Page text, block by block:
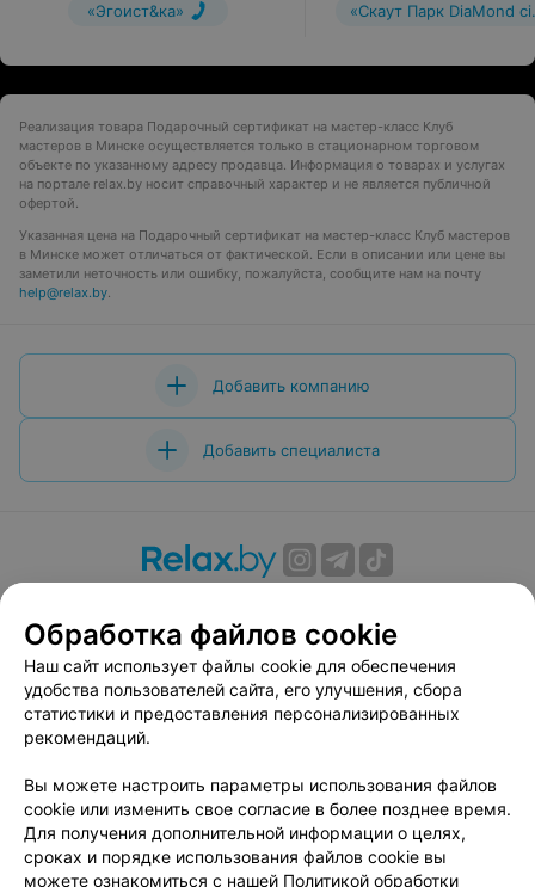
«Эгоист&ка» «Скаут Парк DiaMond
Реализация товара Подарочный сертификат на мастер-класс Клуб
мастеров в Минске осуществляется только в стационарном торговом
объекте по указанному адресу продавца. Информация о товарах и услугах
на портале relax.by носит справочный характер и не является публичной
офертой.
Указанная цена на Подарочный сертификат на мастер-класс Клуб мастеров
в Минске может отличаться от фактической. Если в описании или цене вы
заметили неточность или ошибку, пожалуйста, сообщите нам на почту
help@relax.by.
Добавить компанию
Добавить специалиста
Вакансии
Публичный договор
Способы оплаты
Публичный договор по использованию сервиса
«Афиша»
Пользовательское соглашение
Связаться по вопросам сотрудничества
Написать руководителю relax.by
Персональные настройки cookie
Обработка файлов cookie
Наш сайт использует файлы cookie для обеспечения
удобства пользователей сайта, его улучшения, сбора
статистики и предоставления персонализированных
рекомендаций.
Вы можете настроить параметры использования файлов
cookie или изменить свое согласие в более позднее время.
Для получения дополнительной информации о целях,
сроках и порядке использования файлов cookie вы
можете ознакомиться с нашей Политикой обработки